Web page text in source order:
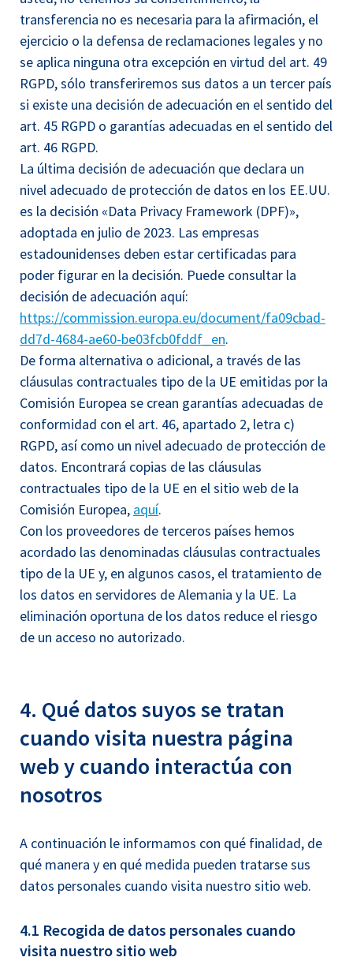
transferencia no es necesaria para la afirmación, el
ejercicio o la defensa de reclamaciones legales y no
se aplica ninguna otra excepción en virtud del art. 49
RGPD, sólo transferiremos sus datos a un tercer país
si existe una decisión de adecuación en el sentido del
art. 45 RGPD o garantías adecuadas en el sentido del
art. 46 RGPD.
La última decisión de adecuación que declara un
nivel adecuado de protección de datos en los EE.UU.
es la decisión «Data Privacy Framework (DPF)»,
adoptada en julio de 2023. Las empresas
estadounidenses deben estar certificadas para
poder figurar en la decisión. Puede consultar la
decisión de adecuación aquí:
https://commission.europa.eu/document/fa09cbad-
dd7d-4684-ae60-be03fcb0fddf_en.
De forma alternativa o adicional, a través de las
cláusulas contractuales tipo de la UE emitidas por la
Comisión Europea se crean garantías adecuadas de
conformidad con el art. 46, apartado 2, letra c)
RGPD, así como un nivel adecuado de protección de
datos. Encontrará copias de las cláusulas
contractuales tipo de la UE en el sitio web de la
Comisión Europea, aquí.
Con los proveedores de terceros países hemos
acordado las denominadas cláusulas contractuales
tipo de la UE y, en algunos casos, el tratamiento de
los datos en servidores de Alemania y la UE. La
eliminación oportuna de los datos reduce el riesgo
de un acceso no autorizado.
4. Qué datos suyos se tratan
cuando visita nuestra página
web y cuando interactúa con
nosotros
A continuación le informamos con qué finalidad, de
qué manera y en qué medida pueden tratarse sus
datos personales cuando visita nuestro sitio web.
4.1 Recogida de datos personales cuando
visita nuestro sitio web